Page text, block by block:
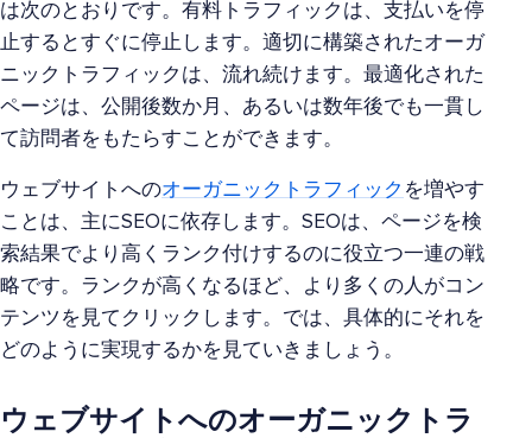
は次のとおりです。有料トラフィックは、支払いを停
止するとすぐに停止します。適切に構築されたオーガ
ニックトラフィックは、流れ続けます。最適化された
ページは、公開後数か月、あるいは数年後でも一貫し
て訪問者をもたらすことができます。
ウェブサイトへのオーガニックトラフィック を増やす
ことは、主にSEOに依存します。SEOは、ページを検
索結果でより高くランク付けするのに役立つ一連の戦
略です。ランクが高くなるほど、より多くの人がコン
テンツを見てクリックします。では、具体的にそれを
どのように実現するかを見ていきましょう。
ウェブサイトへのオーガニックトラ